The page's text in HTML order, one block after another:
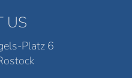
US
Platz 6